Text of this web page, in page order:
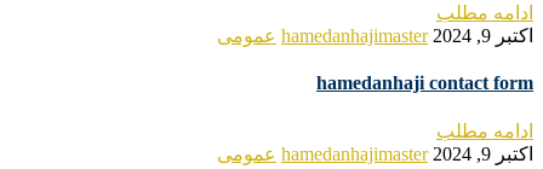
ادامه مطلب
اکتبر 9, 2024
hamedanhajimaster عمومی
hamedanhaji contact form
ادامه مطلب
اکتبر 9, 2024
hamedanhajimaster عمومی